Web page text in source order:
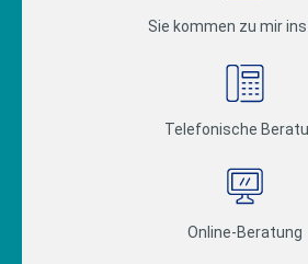
Sie kommen zu mir
Telefonische
Online-Beratung